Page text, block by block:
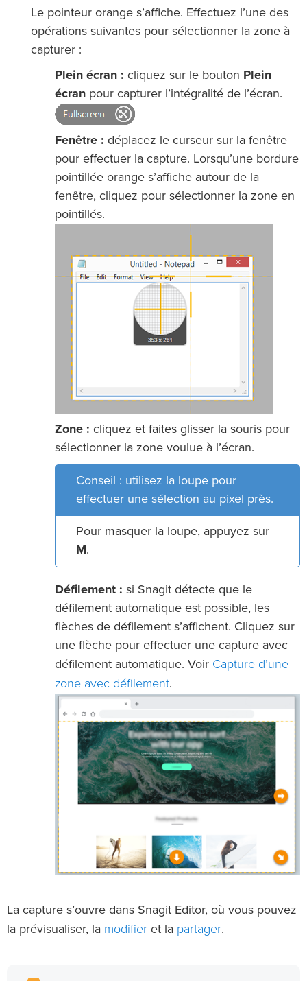
Le pointeur orange s’affiche. Effectuez l’une des
opérations suivantes pour sélectionner la zone à
capturer :
Plein écran : cliquez sur le bouton Plein
écran pour capturer l’intégralité de l’écran.
Fenêtre : déplacez le curseur sur la fenêtre
pour effectuer la capture. Lorsqu’une bordure
pointillée orange s’affiche autour de la
fenêtre, cliquez pour sélectionner la zone en
pointillés.
Zone : cliquez et faites glisser la souris pour
sélectionner la zone voulue à l’écran.
Conseil : utilisez la loupe pour
effectuer une sélection au pixel près.
Pour masquer la loupe, appuyez sur
M .
Défilement : si Snagit détecte que le
défilement automatique est possible, les
flèches de défilement s’affichent. Cliquez sur
une flèche pour effectuer une capture avec
défilement automatique. Voir Capture d’une
zone avec défilement.
La capture s’ouvre dans Snagit Editor, où vous pouvez
la prévisualiser, la modifier et la partager.